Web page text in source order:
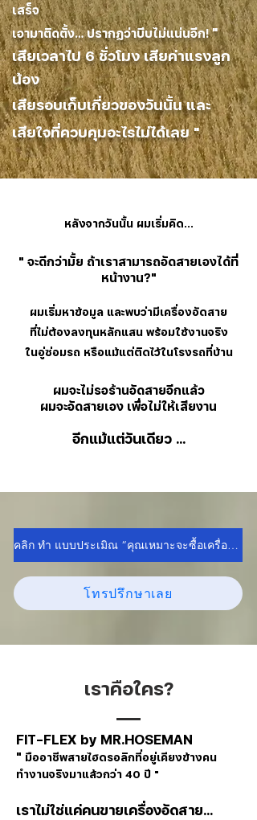
เสร็จ
เอามาติดตั้ง… ปรากฏว่าบีบไม่แน่นอีก!"
เสียเวลาไป 6 ชั่วโมง เสียค่าแรงลูก
น้อง
เสียรอบเก็บเกี่ยวของวันนั้น และ
เสียใจที่ควบคุมอะไรไม่ได้เลย "
หลังจากวันนั้น ผมเริ่มคิด...
" จะดีกว่ามั้ย ถ้าเราสามารถอัดสายเองได้ที่
หน้างาน?"
ผมเริ่มหาข้อมูล และพบว่ามีเครื่องอัดสาย
ที่ไม่ต้องลงทุนหลักแสน พร้อมใช้งานจริง
ในอู่ซ่อมรถ หรือแม้แต่ติดไว้ในโรงรถที่บ้าน
ผมจะไม่รอร้านอัดสายอีกแล้ว
ผมจะอัดสายเอง เพื่อไม่ให้เสียงาน
อีกแม้แต่วันเดียว ...
คลิก ทำ แบบประเมิณ “คุณเหมาะจะซื้อเครื่องอัดสายไหม?”
โทรปรึกษาเลย
เราคือใคร?
FIT-FLEX by MR.HOSEMAN
" มืออาชีพสายไฮดรอลิกที่อยู่เคียงข้างคน
ทำงานจริงมาแล้วกว่า 40 ปี "
เราไม่ใช่แค่คนขายเครื่องอัดสาย...